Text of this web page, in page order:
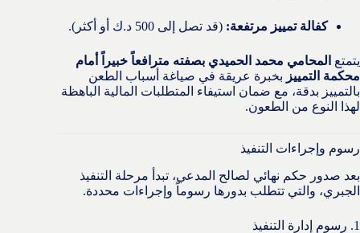
كفالة تمييز مرتفعة: (قد تصل إلى 500 د.ك أو أكثر).
يتمتع المحامي محمد الحميدي بصفته مترافعاً خبيراً أمام
محكمة التمييز بخبرة عريقة في صياغة أسباب الطعن
بالتمييز بدقة، مع ضمان استيفاء المتطلبات المالية الباهظة
لهذا النوع من الطعون.
رسوم وإجراءات التنفيذ
بعد صدور حكم نهائي لصالح المدعي، تبدأ مرحلة التنفيذ
الجبري، والتي تتطلب بدورها رسوماً وإجراءات محددة.
1. رسوم إدارة التنفيذ